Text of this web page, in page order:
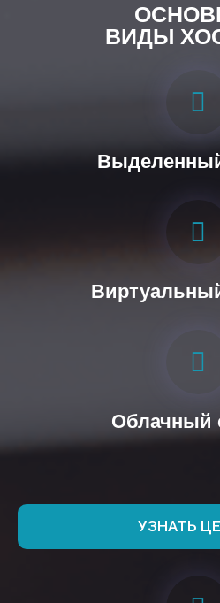
ВИДЫ
Облачный
УЗНАТЬ